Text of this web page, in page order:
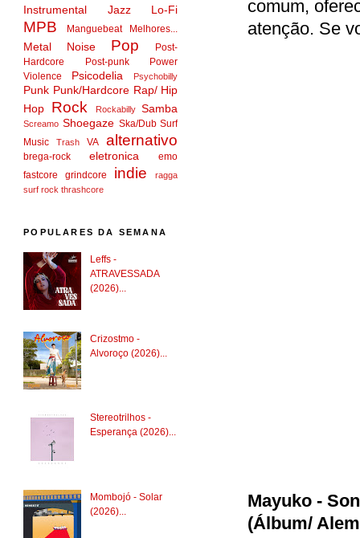
comum,
atenção. Se
Mayuko -
(Álbum/
Instrumental Jazz Lo-Fi
MPB Manguebeat Melhores...
Metal Noise Pop
Post-
Hardcore
Post-punk
Power
Violence
Psicodelia Psychobilly
Punk Punk/Hardcore Rap/ Hip
Hop
Rock Rockabilly Samba
Screamo Shoegaze Ska/Dub Surf
Music
Trash VA alternativo
brega-rock eletronica
emo
fastcore
grindcore indie
ragga
surf rock thrashcore
POPULARES DA SEMANA
Leffs -
ATRAVESSADA
(2026)...
Crizostmo -
Alvoroço (2026)...
Stereotrilhos -
Esperança (2026)...
Mombojó - Solar
(2026)...